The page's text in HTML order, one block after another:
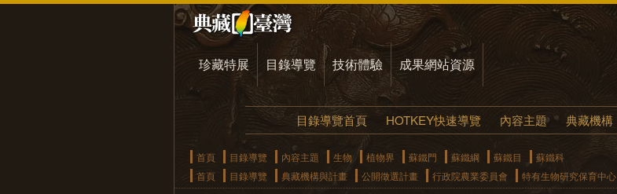
珍藏特展 目錄導覽 技術體驗 成果網站資源
目錄導覽首頁 HOTKEY快速導覽 內容主題 典藏機構
首頁 目錄導覽 內容主題 生物 植物界 蘇鐵門 蘇鐵綱 蘇鐵目
蘇鐵科
首頁
目錄導覽 典藏機構與計畫 公開徵選計畫 行政院農業委員會 特有生物研究保育中心